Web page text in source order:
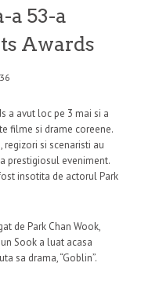
a 53-a
Awards
a avut loc pe 3 mai si a
filme si drame coreene.
si scenaristi au
prestigiosul eveniment.
insotita de actorul Park
de Park Chan Wook,
Sook a luat acasa
sa drama, “Goblin”.